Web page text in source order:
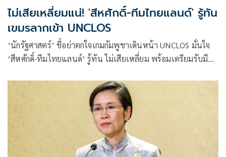
ไม่เสียเหลี่ยมแน่! 'สีหศักดิ์-ทีมไทยแลนด์' รู้ทัน
เขมรลากเข้า UNCLOS
‘นักรัฐศาสตร์’ ชี้อย่าตกใจเกมกัมพูชาเดินหน้า UNCLOS มั่นใจ
‘สีหศักดิ์-ทีมไทยแลนด์’ รู้ทัน ไม่เสียเหลี่ยม พร้อมเตรียมรับมือ